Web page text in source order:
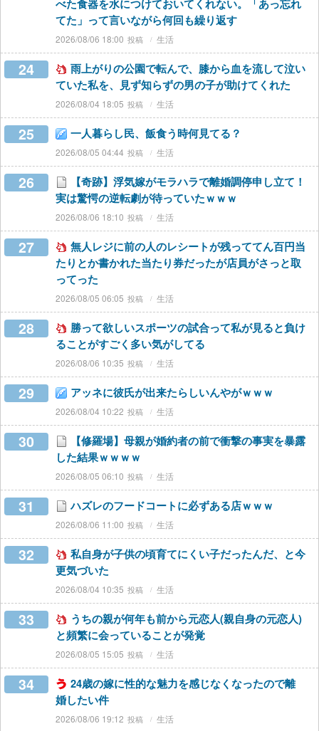
べた食器を水につけておいてくれない。「あっ忘れ
てた」って言いながら何回も繰り返す
2026/08/06 18:00 生活
24
雨上がりの公園で転んで、膝から血を流して泣い
ていた私を、見ず知らずの男の子が助けてくれた
2026/08/04 18:05 生活
25 一人暮らし民、飯食う時何見てる？
2026/08/05 04:44 生活
26
【奇跡】浮気嫁がモラハラで離婚調停申し立て！
実は驚愕の逆転劇が待っていたｗｗｗ
2026/08/06 18:10 生活
27
無人レジに前の人のレシートが残っててん百円当
たりとか書かれた当たり券だったが店員がさっと取
ってった
2026/08/05 06:05 生活
28
勝って欲しいスポーツの試合って私が見ると負け
ることがすごく多い気がしてる
2026/08/06 10:35 生活
29 アッネに彼氏が出来たらしいんやがｗｗｗ
2026/08/04 10:22 生活
30
【修羅場】母親が婚約者の前で衝撃の事実を暴露
した結果ｗｗｗｗ
2026/08/05 06:10 生活
31 ハズレのフードコートに必ずある店ｗｗｗ
2026/08/06 11:00 生活
32
私自身が子供の頃育てにくい子だったんだ、と今
更気づいた
2026/08/04 10:35 生活
33
うちの親が何年も前から元恋人(親自身の元恋人)
と頻繁に会っていることが発覚
2026/08/05 15:05 生活
34
24歳の嫁に性的な魅力を感じなくなったので離
婚したい件
2026/08/06 19:12 生活